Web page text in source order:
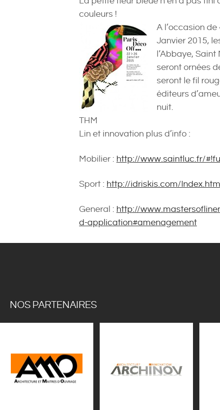
couleurs !
A l’occasion
Janvier 2015,
l’Abbaye,
seront ornées
seront le fil
éditeurs
nuit.
THM
Lin et innovation plus d’info :
Mobilier : http://www.saintluc.fr/
Sport : http://idriskis.com/
General : http://
d-application#amenagement
NOS PARTENAIRES